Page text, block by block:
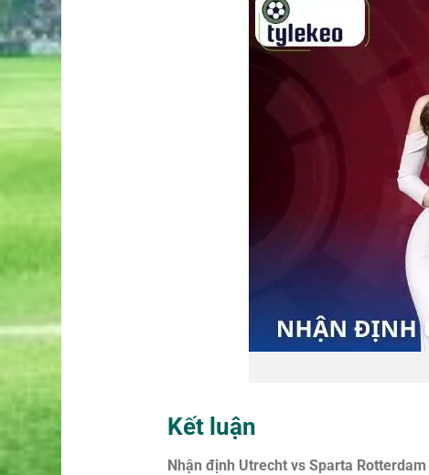
Kết luận
Nhận định Utrecht vs Sparta Rotterdam